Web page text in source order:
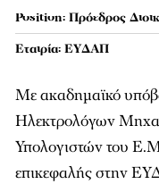
Position: Πρόεδρος
Εταιρία: ΕΥΔΑΠ
Με ακαδηµαϊκό
Ηλεκτρολόγων
Υπολογιστών του
επικεφαλής στην